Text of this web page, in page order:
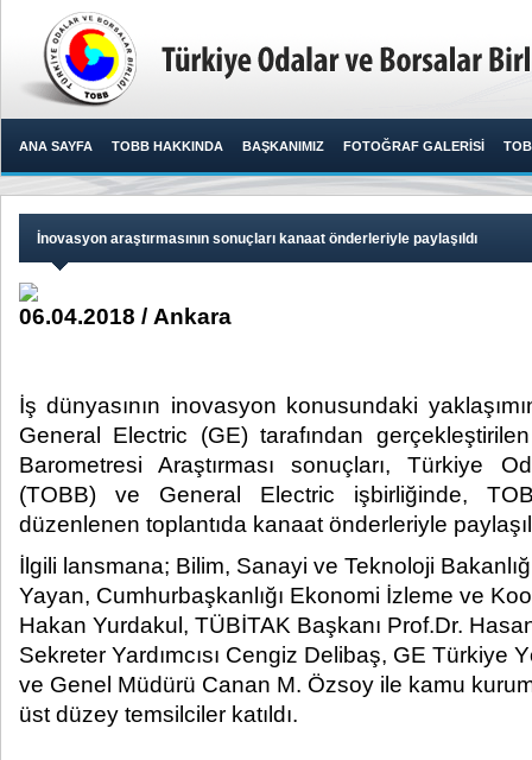
ANA SAYFA TOBB HAKKINDA BAŞKANIMIZ FOTOĞRAF GALERİSİ
İnovasyon araştırmasının sonuçları kanaat önderleriyle paylaşıldı
06.04.2018 / Ankara
İş dünyasının inovasyon konusundaki
General Electric (GE) tarafından
Barometresi Araştırması sonuçları, Türkiye
(TOBB) ve General Electric işbirliğinde,
düzenlenen toplantıda kanaat önderleriyle
İlgili lansmana; Bilim, Sanayi ve Teknoloji
Yayan, Cumhurbaşkanlığı Ekonomi İzleme ve
Hakan Yurdakul, TÜBİTAK Başkanı Prof.Dr.
Sekreter Yardımcısı Cengiz Delibaş, GE Türkiye
ve Genel Müdürü Canan M. Özsoy ile kamu
üst düzey temsilciler katıldı.